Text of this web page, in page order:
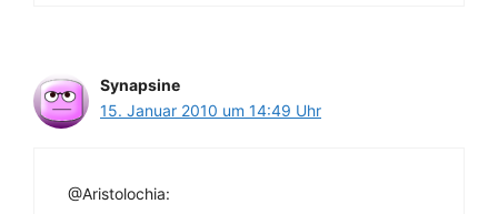
Synapsine
15. Januar 2010 um 14:49 Uhr
@Aristolochia: